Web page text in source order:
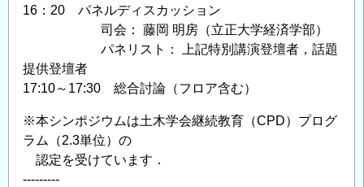
16：20 パネルディスカッション
司会： 藤岡 明房（立正大学経済学部）
パネリスト： 上記特別講演登壇者，話題
提供登壇者
17:10～17:30 総合討論（フロア含む）
※本シンポジウムは土木学会継続教育（CPD）プログ
ラム（2.3単位）の
認定を受けています．
---------